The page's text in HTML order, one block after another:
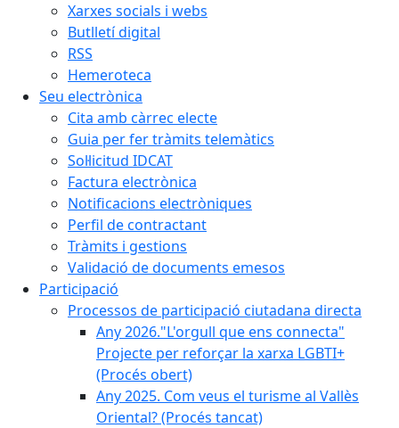
Xarxes socials i webs
Butlletí digital
RSS
Hemeroteca
Seu electrònica
Cita amb càrrec electe
Guia per fer tràmits telemàtics
Sol·licitud IDCAT
Factura electrònica
Notificacions electròniques
Perfil de contractant
Tràmits i gestions
Validació de documents emesos
Participació
Processos de participació ciutadana directa
Any 2026."L'orgull que ens connecta"
Projecte per reforçar la xarxa LGBTI+
(Procés obert)
Any 2025. Com veus el turisme al Vallès
Oriental? (Procés tancat)